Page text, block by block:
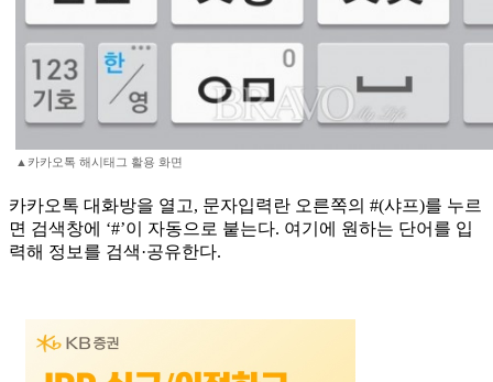
▲카카오톡 해시태그 활용 화면
카카오톡 대화방을 열고, 문자입력란 오른쪽의 #(샤프)를 누르
면 검색창에 ‘#’이 자동으로 붙는다. 여기에 원하는 단어를 입
력해 정보를 검색·공유한다.